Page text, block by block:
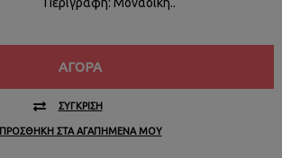
Περιγραφή: Μοναδική..
ΑΓΟΡΆ
ΣΎΓΚΡΙΣΗ
ΠΡΟΣΘΉΚΗ ΣΤΑ ΑΓΑΠΗΜΈΝΑ ΜΟΥ